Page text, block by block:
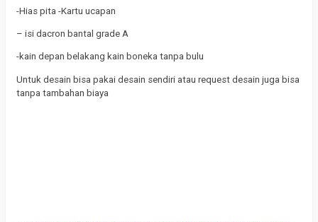
-Hias pita -Kartu ucapan
– isi dacron bantal grade A
-kain depan belakang kain boneka tanpa bulu
Untuk desain bisa pakai desain sendiri atau request desain juga bisa
tanpa tambahan biaya